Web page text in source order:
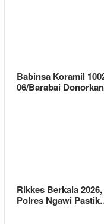
Babinsa Koramil
06/Barabai
Rikkes Berkala 2026,
Polres Ngawi